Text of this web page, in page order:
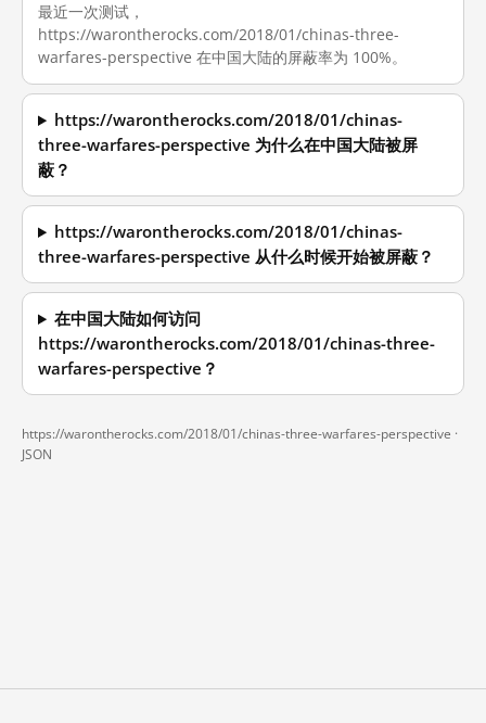
最近一次测试，
https://warontherocks.com/2018/01/chinas-three-
warfares-perspective 在中国大陆的屏蔽率为 100%。
https://warontherocks.com/2018/01/chinas-
three-warfares-perspective 为什么在中国大陆被屏
蔽？
https://warontherocks.com/2018/01/chinas-
three-warfares-perspective 从什么时候开始被屏蔽？
在中国大陆如何访问
https://warontherocks.com/2018/01/chinas-three-
warfares-perspective？
https://warontherocks.com/2018/01/chinas-three-warfares-perspective ·
JSON